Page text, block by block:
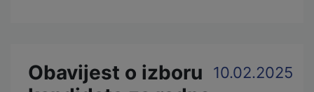
Obavijest o izboru
10.02.2025